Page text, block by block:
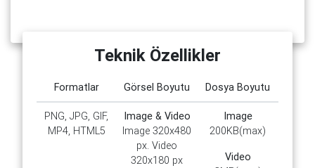
Teknik Özellikler
Formatlar Görsel Boyutu Dosya Boyutu
PNG, JPG, GIF,
MP4, HTML5
Image & Video
Image 320x480
px. Video
320x180 px
Image
200KB(max)
Video